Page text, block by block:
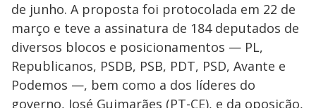
de junho. A proposta foi protocolada em 22 de
março e teve a assinatura de 184 deputados de
diversos blocos e posicionamentos — PL,
Republicanos, PSDB, PSB, PDT, PSD, Avante e
Podemos —, bem como a dos líderes do
governo, José Guimarães (PT-CE), e da oposição,